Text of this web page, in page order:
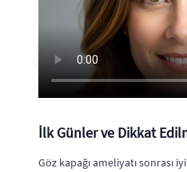
İlk Günler ve Dikkat
Göz kapağı ameliyatı sonrası